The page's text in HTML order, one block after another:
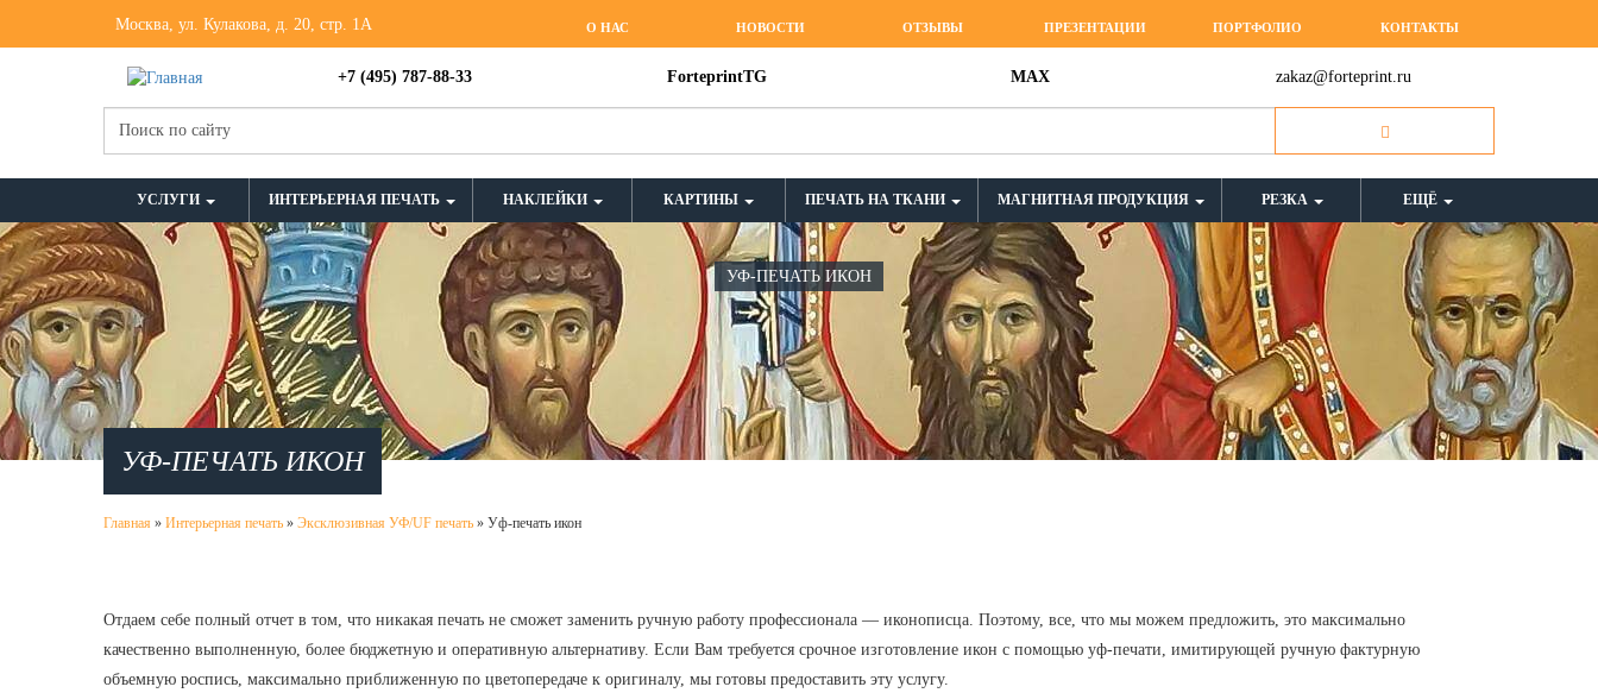
Москва, ул. Кулакова, д. 20, стр. 1А О НАС НОВОСТИ ОТЗЫВЫ ПРЕЗЕНТАЦИИ ПОРТФОЛИО КОНТАКТЫ
+7 (495) 787-88-33 ForteprintTG MAX zakaz@forteprint.ru
УСЛУГИ ИНТЕРЬЕРНАЯ ПЕЧАТЬ НАКЛЕЙКИ КАРТИНЫ ПЕЧАТЬ НА ТКАНИ МАГНИТНАЯ ПРОДУКЦИЯ РЕЗКА ЕЩЁ
УФ-ПЕЧАТЬ ИКОН
УФ-ПЕЧАТЬ ИКОН
Главная » Интерьерная печать » Эксклюзивная УФ/UF печать » Уф-печать икон
Отдаем себе полный отчет в том, что никакая печать не сможет заменить ручную работу профессионала — иконописца. Поэтому, все, что мы можем предложить, это максимально
качественно выполненную, более бюджетную и оперативную альтернативу. Если Вам требуется срочное изготовление икон с помощью уф-печати, имитирующей ручную фактурную
объемную роспись, максимально приближенную по цветопередаче к оригиналу, мы готовы предоставить эту услугу.